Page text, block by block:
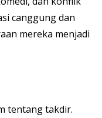
canggung dan
mereka menjadi
tentang takdir.